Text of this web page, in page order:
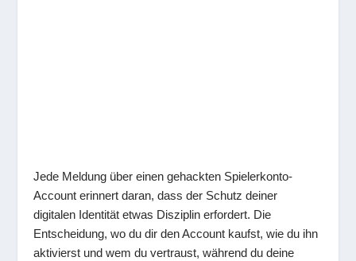
Jede Meldung über einen gehackten Spielerkonto-
Account erinnert daran, dass der Schutz deiner
digitalen Identität etwas Disziplin erfordert. Die
Entscheidung, wo du dir den Account kaufst, wie du ihn
aktivierst und wem du vertraust, während du deine